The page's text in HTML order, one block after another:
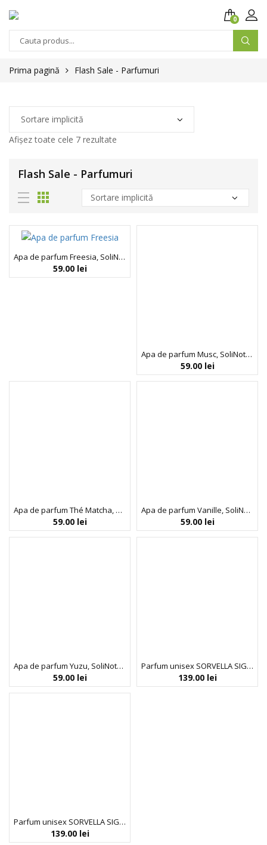
0
Prima pagină Flash Sale - Parfumuri
Afișez toate cele 7 rezultate
Flash Sale - Parfumuri
Apa de parfum Freesia, SoliNotes, 15 ml
59.00 lei
Apa de parfum Musc, SoliNotes, 15 ml
59.00 lei
Apa de parfum Thé Matcha, SoliNotes, 15 ml
59.00 lei
Apa de parfum Vanille, SoliNotes, 15 ml
59.00 lei
Apa de parfum Yuzu, SoliNotes, 15 ml
59.00 lei
Parfum unisex SORVELLA SIGNATURE BERGAMOT & MUSK, 30 ml
139.00 lei
Parfum unisex SORVELLA SIGNATURE NEROLI & CITRON, 30 ml
139.00 lei